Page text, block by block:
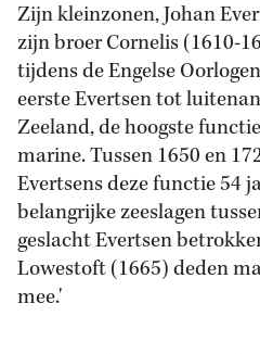
Zijn kleinzonen, Johan
zijn broer Cornelis (1610-
tijdens de Engelse
eerste Evertsen tot
Zeeland, de hoogste
marine. Tussen 1650 en
Evertsens deze functie 54
belangrijke zeeslagen
geslacht Evertsen
Lowestoft (1665) deden
mee.'